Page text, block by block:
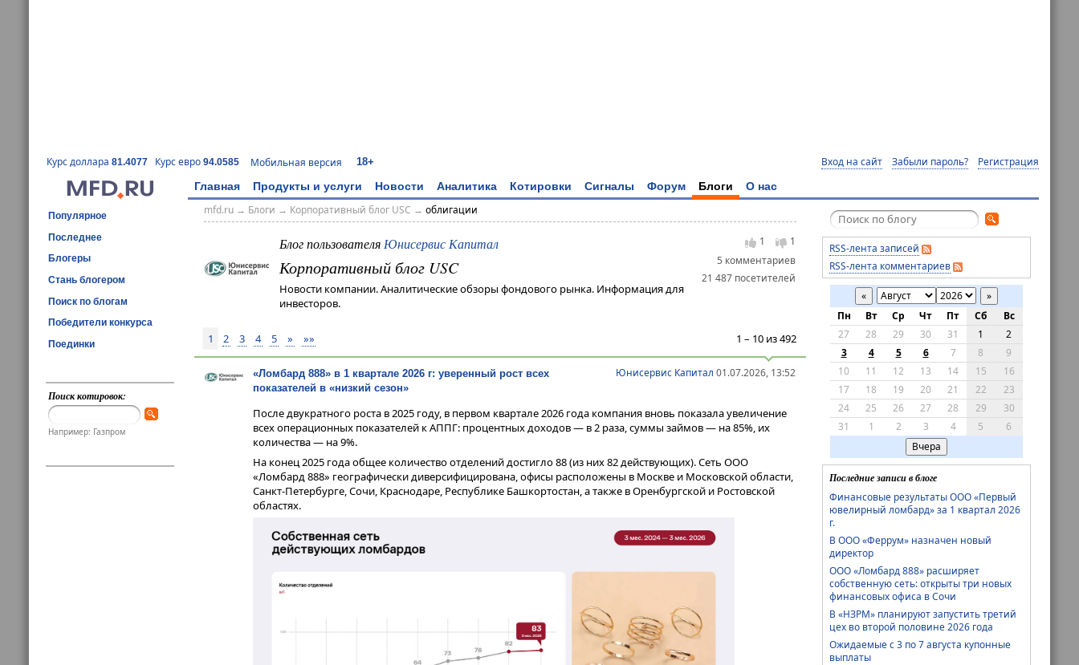
Курс доллара 81.4077 Курс евро 94.0585 Мобильная версия 18+ Вход на сайт Забыли пароль? Регистрация
Главная Продукты и услуги Новости Аналитика Котировки Сигналы Форум Блоги О нас
Популярное
Последнее
Блогеры
Стань блогером
Поиск по блогам
Победители конкурса
Поединки
Поиск котировок:
Например: Газпром
mfd.ru→ Блоги → Корпоративный блог USC → облигации
1
1
5 комментариев
21 487 посетителей
Блог пользователяЮнисервис Капитал
Корпоративный блог USC
Новости компании. Аналитические обзоры фондового рынка. Информация для
инвесторов.
1 – 10 из 492
1 2 3 4 5 » »»
Юнисервис Капитал 01.07.2026, 13:52
«Ломбард 888» в 1 квартале 2026 г: уверенный рост всех
показателей в «низкий сезон»
После двукратного роста в 2025 году, в первом квартале 2026 года компания вновь показала увеличение
всех операционных показателей к АППГ: процентных доходов — в 2 раза, суммы займов — на 85%, их
количества — на 9%.
На конец 2025 года общее количество отделений достигло 88 (из них 82 действующих). Сеть ООО
«Ломбард 888» географически диверсифицирована, офисы расположены в Москве и Московской области,
Санкт-Петербурге, Сочи, Краснодаре, Республике Башкортостан, а также в Оренбургской и Ростовской
областях.
RSS-лента записей
RSS-лента комментариев
«
»
Пн
Вт Ср Чт Пт Сб
Вс
27
28 29 30 31 1
2
3
4 5 6 7 8
9
10
11 12 13 14 15
16
17
18 19 20 21 22
23
24
25 26 27 28 29
30
31
1 2 3 4 5
6
Вчера
Последние записи в блоге
Финансовые результаты ООО «Первый
ювелирный ломбард» за 1 квартал 2026
г.
В ООО «Феррум» назначен новый
директор
ООО «Ломбард 888» расширяет
собственную сеть: открыты три новых
финансовых офиса в Сочи
В «НЗРМ» планируют запустить третий
цех во второй половине 2026 года
Ожидаемые с 3 по 7 августа купонные
выплаты